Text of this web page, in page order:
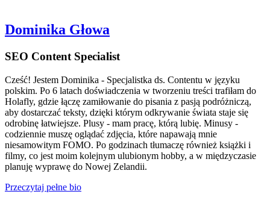
Dominika Głowa
SEO Content Specialist
Cześć! Jestem Dominika - Specjalistka ds. Contentu w języku
polskim. Po 6 latach doświadczenia w tworzeniu treści trafiłam do
Holafly, gdzie łączę zamiłowanie do pisania z pasją podróżniczą,
aby dostarczać teksty, dzięki którym odkrywanie świata staje się
odrobinę łatwiejsze. Plusy - mam pracę, którą lubię. Minusy -
codziennie muszę oglądać zdjęcia, które napawają mnie
niesamowitym FOMO. Po godzinach tłumaczę również książki i
filmy, co jest moim kolejnym ulubionym hobby, a w międzyczasie
planuję wyprawę do Nowej Zelandii.
Przeczytaj pełne bio